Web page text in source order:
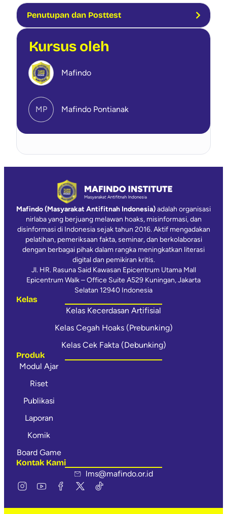
Penutupan dan Posttest
Kursus oleh
Mafindo
MP Mafindo Pontianak
Mafindo (Masyarakat Antifitnah Indonesia)adalah organisasi
nirlaba yang berjuang melawan hoaks, misinformasi, dan
disinformasi di Indonesia sejak tahun 2016. Aktif mengadakan
pelatihan, pemeriksaan fakta, seminar, dan berkolaborasi
dengan berbagai pihak dalam rangka meningkatkan literasi
digital dan pemikiran kritis.
Jl. HR. Rasuna Said Kawasan Epicentrum Utama Mall
Epicentrum Walk – Office Suite A529 Kuningan, Jakarta
Selatan 12940 Indonesia
Kelas
Kelas Kecerdasan Artifisial
Kelas Cegah Hoaks (Prebunking)
Kelas Cek Fakta (Debunking)
Produk
Modul Ajar
Riset
Publikasi
Laporan
Komik
Board Game
Kontak Kami
lms@mafindo.or.id